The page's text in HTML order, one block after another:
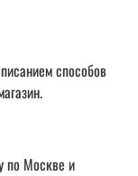
способов
по Москве и